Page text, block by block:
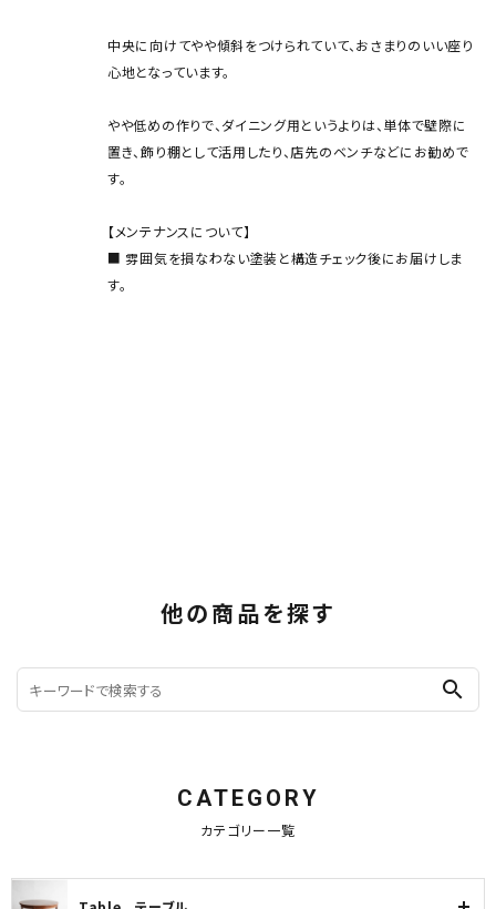
中央に向けてやや傾斜をつけられていて、おさまりのいい座り
心地となっています。
やや低めの作りで、ダイニング用というよりは、単体で壁際に
置き、飾り棚として活用したり、店先のベンチなどにお勧めで
す。
【メンテナンスについて】
■ 雰囲気を損なわない塗装と構造チェック後にお届けしま
す。
他の商品を探す
search
CATEGORY
カテゴリー一覧